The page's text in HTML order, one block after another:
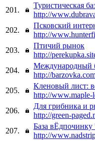
201.
Туристическая
http://
202.
Псковский
http://
203.
Птичий рынок
http://
204.
Международный
http://
205.
Кленовый лист:
http://www.maple-
206.
Для грибника и
http://green-
207.
База
http://